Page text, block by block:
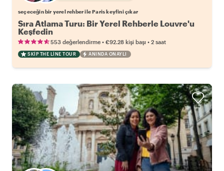
seçeceğin bir yerel rehber ile Paris keyfini çıkar
Sıra Atlama Turu: Bir Yerel Rehberle Louvre'u
Keşfedin
553 değerlendirme • €92.28 kişi başı • 2 saat
SKIP THE LINE TOUR ANINDA ONAYLI